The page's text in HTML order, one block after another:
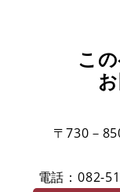
こ
〒730－
電話：082-